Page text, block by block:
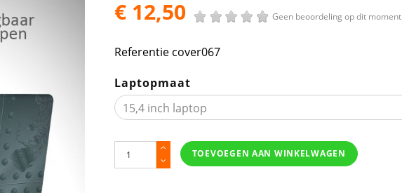
€ 12,50 Geen beoordeling op dit moment
Referentie cover067
Laptopmaat
TOEVOEGEN AAN WINKELWAGEN